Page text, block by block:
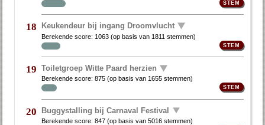
18 Keukendeur bij ingang Droomvlucht
Berekende score: 1063 (op basis van 1811 stemmen)
19 Toiletgroep Witte Paard herzien
Berekende score:875 (op basis van 1655 stemmen)
20 Buggystalling bij Carnaval Festival
Berekende score:847 (op basis van5016 stemmen)